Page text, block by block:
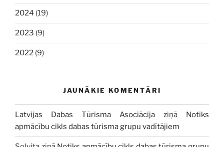
2024 (19)
2023 (9)
2022 (9)
JAUNĀKIE KOMENTĀRI
Latvijas Dabas Tūrisma Asociācija ziņā Notiks
apmācību cikls dabas tūrisma grupu vadītājiem